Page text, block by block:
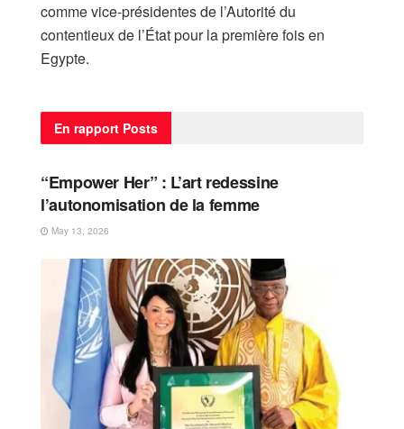
comme vice-présidentes de l’Autorité du
contentieux de l’État pour la première fois en
Egypte.
En rapport Posts
FEMME
“Empower Her” : L’art redessine
l’autonomisation de la femme
May 13, 2026